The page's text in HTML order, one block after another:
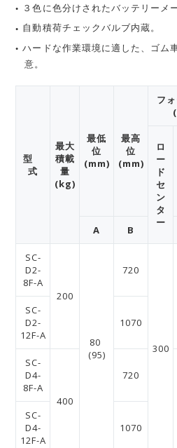
３色に色分けされたバッテリーメ
自動積荷チェックバルブ内蔵。
ハードな作業環境に適した、ゴム
意。
型
式
最大
積載
量
(kg)
最低
位
(mm)
最高
位
(mm)
フ
ロ
ー
ド
セ
ン
タ
ー
A B
SC-
D2-
8F-A
200
80
(95)
720
300
SC-
D2-
12F-A
1070
SC-
D4-
8F-A
400
720
SC-
D4-
12F-A
1070